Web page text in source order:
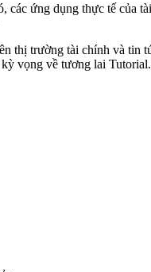
ứng dụng thực tế của
thị trường tài chính và tin
vọng về tương lai